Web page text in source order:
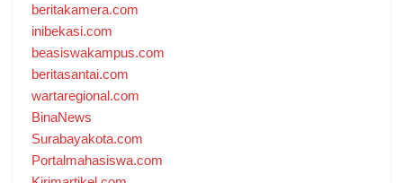
beritakamera.com
inibekasi.com
beasiswakampus.com
beritasantai.com
wartaregional.com
BinaNews
Surabayakota.com
Portalmahasiswa.com